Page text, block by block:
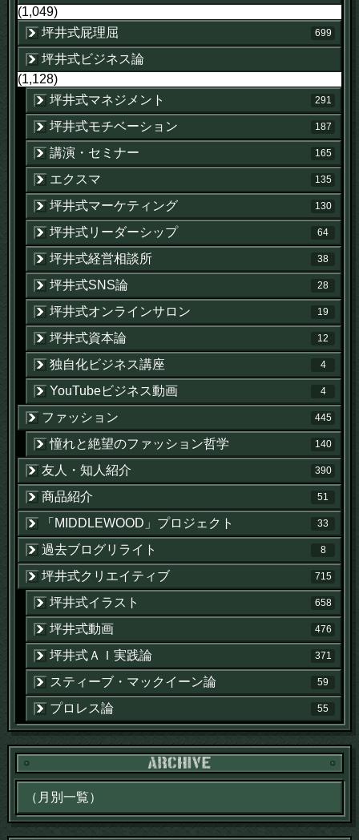
(1,049)
坪井式屁理屈
699
坪井式ビジネス論
(1,128)
坪井式マネジメント
291
坪井式モチベーション 187
講演・セミナー 165
エクスマ 135
坪井式マーケティング 130
坪井式リーダーシップ 64
坪井式経営相談所 38
坪井式SNS論 28
坪井式オンラインサロン 19
坪井式資本論 12
独自化ビジネス講座 4
YouTubeビジネス動画 4
ファッション 445
憧れと絶望のファッション哲学 140
友人・知人紹介 390
商品紹介 51
「MIDDLEWOOD」プロジェクト 33
過去ブログリライト 8
坪井式クリエイティブ 715
坪井式イラスト 658
坪井式動画 476
坪井式ＡＩ実践論 371
スティーブ・マックイーン論 59
プロレス論 55